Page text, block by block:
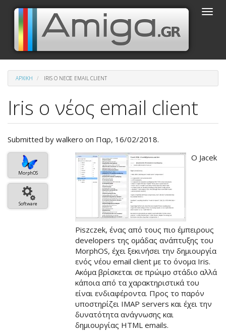
Παράκαμψη
κυρίως
περιεχόμενο
Toggle
ΑΡΧΙΚΉ IRIS Ο ΝΈΟΣ EMAIL CLIENT
Iris ο νέος email client
Submitted by walkero on Παρ, 16/02/2018.
MorphOS
Software
Βασική
εικόνα
του
άρθρου
Ο Jacek
Piszczek, ένας από τους πιο έμπειρους
developers της ομάδας ανάπτυξης του
MorphOS, έχει ξεκινήσει την δημιουργία
ενός νέου email client με το όνομα Iris.
Ακόμα βρίσκεται σε πρώιμο στάδιο αλλά
κάποια από τα χαρακτηριστικά του
είναι ενδιαφέροντα. Προς το παρόν
υποστηρίζει IMAP servers και έχει την
δυνατότητα ανάγνωσης και
δημιουργίας HTML emails.